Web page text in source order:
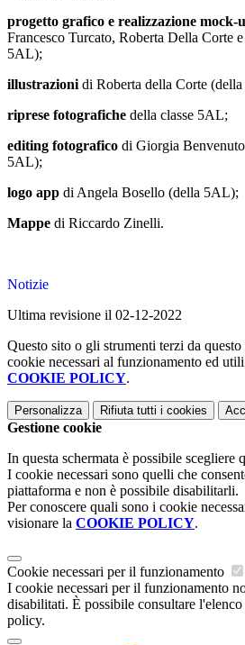
progetto grafico e realizzazione mock-
Francesco Turcato, Roberta Della Corte
5AL);
illustrazioni di Roberta della Corte
riprese fotografiche della classe 5AL;
editing fotografico di Giorgia
5AL);
logo app di Angela Bosello (della 5AL);
Mappe di Riccardo Zinelli.
Notizie
Ultima revisione il 02-12-2022
Questo sito o gli strumenti terzi da
cookie necessari al funzionamento ed
COOKIE POLICY.
Personalizza Rifiuta tutti i cookies
Gestione cookie
In questa schermata è possibile scegliere
I cookie necessari sono quelli che
piattaforma e non è possibile disabilitarli.
Per conoscere quali sono i cookie
visionare la COOKIE POLICY.
Cookie necessari per il funzionamento
I cookie necessari per il funzionamento
disabilitati. È possibile consultare
policy.